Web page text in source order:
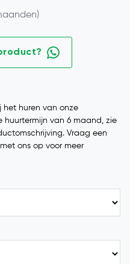
het huren van onze
van 6 maand, zie
Vraag een
ons op voor meer